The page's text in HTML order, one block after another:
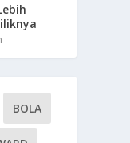
BOLA